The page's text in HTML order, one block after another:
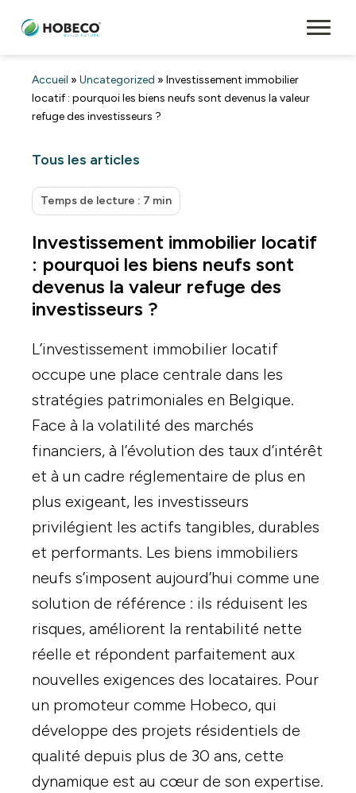
Accueil » Uncategorized » Investissement immobilier
locatif : pourquoi les biens neufs sont devenus la valeur
refuge des investisseurs ?
Tous les articles
Temps de lecture : 7 min
Investissement immobilier locatif
: pourquoi les biens neufs sont
devenus la valeur refuge des
investisseurs ?
L’investissement immobilier locatif
occupe une place centrale dans les
stratégies patrimoniales en Belgique.
Face à la volatilité des marchés
financiers, à l’évolution des taux d’intérêt
et à un cadre réglementaire de plus en
plus exigeant, les investisseurs
privilégient les actifs tangibles, durables
et performants. Les biens immobiliers
neufs s’imposent aujourd’hui comme une
solution de référence : ils réduisent les
risques, améliorent la rentabilité nette
réelle et répondent parfaitement aux
nouvelles exigences des locataires. Pour
un promoteur comme Hobeco, qui
développe des projets résidentiels de
qualité depuis plus de 30 ans, cette
dynamique est au cœur de son expertise.